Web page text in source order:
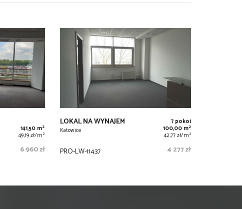
141,50 m2
49,19 zł/m2
6 960 zł
LOKAL NA WYNAJEM
Katowice
7 pokoi
100,00 m2
42,77 zł/m2
PRO-LW-11437 4 277 zł